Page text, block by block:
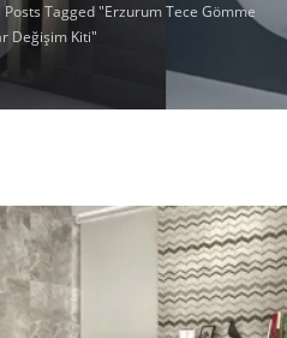
Posts Tagged "Erzurum Tece Gömme
Değişim Kiti"